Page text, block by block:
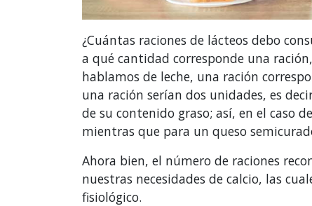
¿Cuántas raciones de lácteos debo
a qué cantidad corresponde una
hablamos de leche, una ración
una ración serían dos unidades, es
de su contenido graso; así, en el caso
mientras que para un queso
Ahora bien, el número de raciones
nuestras necesidades de calcio, las
fisiológico.